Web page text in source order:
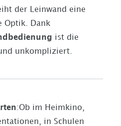
der Leinwand eine
Optik. Dank
ist die
unkompliziert.
:Ob im Heimkino,
in Schulen